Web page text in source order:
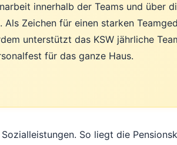
innerhalb der Teams und über
Zeichen für einen starken
unterstützt das KSW jährliche
für das ganze Haus.
So liegt die